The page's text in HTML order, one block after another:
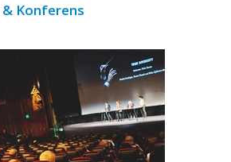
Konferens